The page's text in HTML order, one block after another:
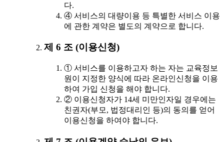
다.
④ 서비스의 대량이용 등 특별한 서비스 이용
에 관한 계약은 별도의 계약으로 합니다.
제 6 조 (이용신청)
① 서비스를 이용하고자 하는 자는 교육정보
원이 지정한 양식에 따라 온라인신청을 이용
하여 가입 신청을 해야 합니다.
② 이용신청자가 14세 미만인자일 경우에는
친권자(부모, 법정대리인 등)의 동의를 얻어
이용신청을 하여야 합니다.